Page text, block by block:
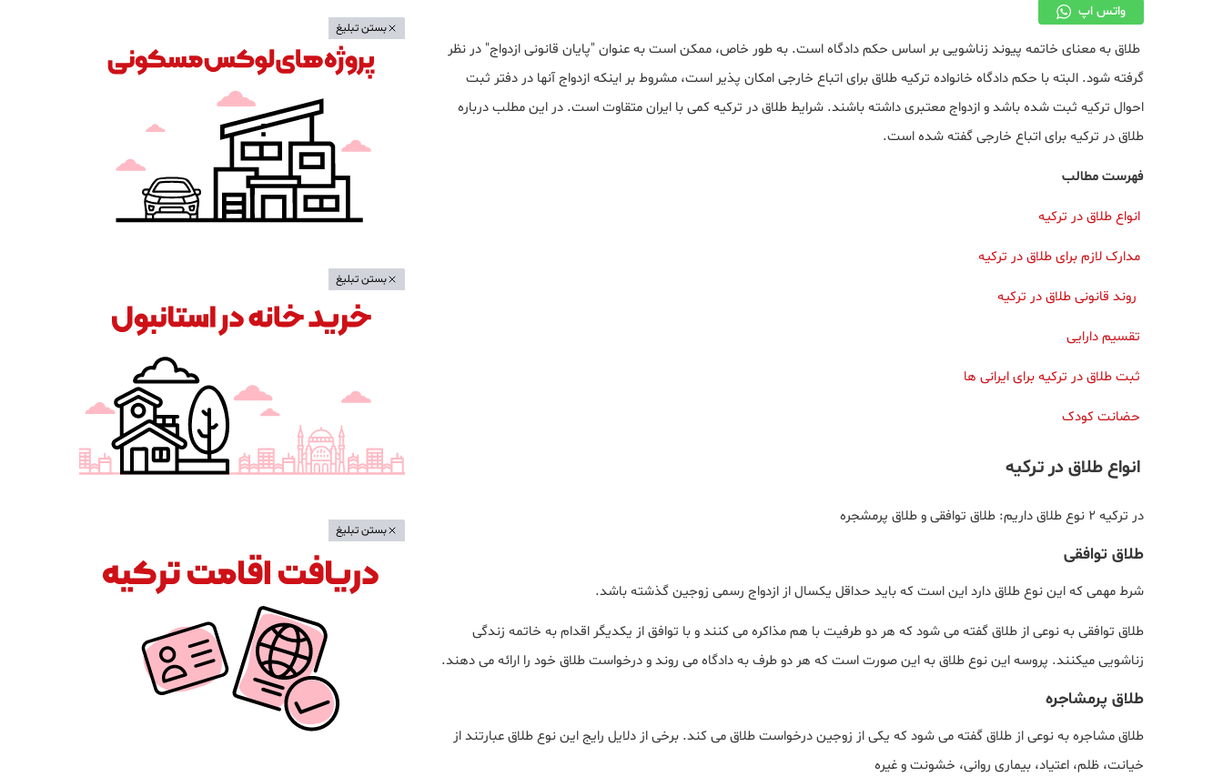
واتس اپ
طلاق به معنای خاتمه پیوند زناشویی بر اساس حکم دادگاه است. به طور خاص، ممکن است به عنوان "پایان قانونی ازدواج" در نظر
گرفته شود. البته با حکم دادگاه خانواده ترکیه طلاق برای اتباع خارجی امکان پذیر است، مشروط بر اینکه ازدواج آنها در دفتر ثبت
احوال ترکیه ثبت شده باشد و ازدواج معتبری داشته باشند. شرایط طلاق در ترکیه کمی با ایران متقاوت است. در این مطلب درباره
طلاق در ترکیه برای اتباع خارجی گفته شده است.
فهرست مطالب
انواع طلاق در ترکیه
مدارک لازم برای طلاق در ترکیه
روند قانونی طلاق در ترکیه
تقسیم دارایی
ثبت طلاق در ترکیه برای ایرانی ها
حضانت کودک
انواع طلاق در ترکیه
در ترکیه 2 نوع طلاق داریم: طلاق توافقی و طلاق پرمشجره
طلاق توافقی
شرط مهمی که این نوع طلاق دارد این است که باید حداقل یکسال از ازدواج رسمی زوجین گذشته باشد.
طلاق توافقی به نوعی از طلاق گفته می شود که هر دو طرفیت با هم مذاکره می کنند و با توافق از یکدیگر اقدام به خاتمه زندگی
زناشویی میکنند. پروسه این نوع طلاق به این صورت است که هر دو طرف به دادگاه می روند و درخواست طلاق خود را ارائه می دهند.
طلاق پرمشاجره
طلاق مشاجره به نوعی از طلاق گفته می شود که یکی از زوجین درخواست طلاق می کند. برخی از دلایل رایج این نوع طلاق عبارتند از
خیانت، ظلم، اعتیاد، بیماری روانی، خشونت و غیره
بستن تبلیغ
بستن تبلیغ
بستن تبلیغ